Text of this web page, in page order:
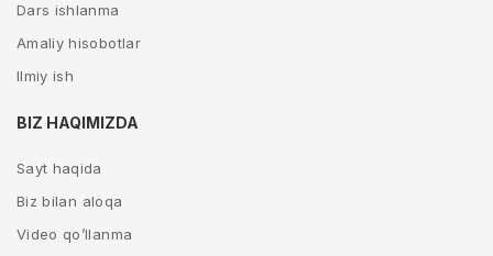
Dars ishlanma
Amaliy hisobotlar
Ilmiy ish
BIZ HAQIMIZDA
Sayt haqida
Biz bilan aloqa
Video qo’llanma